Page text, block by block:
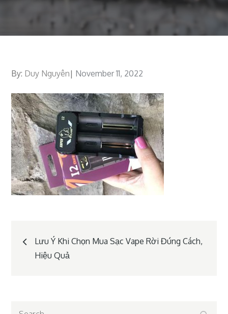
By: Duy Nguyên
Posted
November 11, 2022
Post
navigation
Lưu Ý Khi Chọn Mua Sạc Vape Rời Đúng Cách,
Hiệu Quả
Search